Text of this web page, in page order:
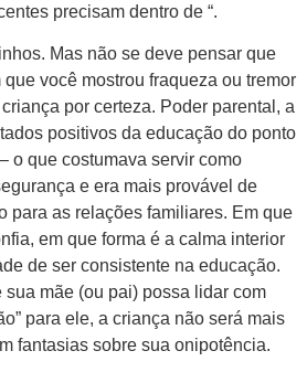
precisam dentro de “.
Mas não se deve pensar que
você mostrou fraqueza ou tremor
por certeza. Poder parental, a
positivos da educação do ponto
o que costumava servir como
e era mais provável de
para as relações familiares. Em que
em que forma é a calma interior
de ser consistente na educação.
sua mãe (ou pai) possa lidar com
para ele, a criança não será mais
fantasias sobre sua onipotência.